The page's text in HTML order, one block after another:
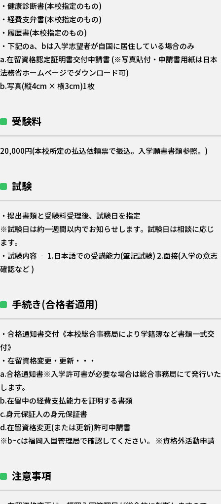
・健康診断書(本校指定のもの)
・経費支弁書(本校指定のもの)
・履歴書(本校指定のもの)
・下記のa、bは入学志望者が自国に居住している場合のみ
a.在留資格認定証明書交付申請書 (※写真貼付・申請書用紙は日本
法務省ホームページでダウンロード可)
b.写真(縦4cm × 横3cm)1枚
受験料
20,000円(本校所定の払込依頼票で振込。入学願書書類参照。)
試験
・提出書類と受験料受理後、試験日を指定
※試験日は約一週間以内でお知らせします。試験日は相談に応じ
ます。
・試験内容 ‐ 1.日本語での受講能力(筆記試験) 2.面接(入学の意志
確認など )
手続き(合格者適用)
・合格通知書交付《本校総合事務局により学籍簿など書類一式交
付》
・在留資格変更・更新・・・
a.合格通知書※入学許可書が必要な場合は総合事務局にて発行いた
します。
b.在留中の経費支払能力を証明する書類
c.身元保証人の身元保証書
d.在留資格変更(または更新)許可申請書
※b~cは福岡入国管理局で確認してください。 ※資格外活動申請
注意事項